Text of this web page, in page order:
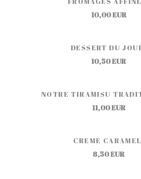
10,00 EUR
DESSERT DU
10,50 EUR
NOTRE TIRAMISU
11,00 EUR
CREME CARAMEL
8,50 EUR